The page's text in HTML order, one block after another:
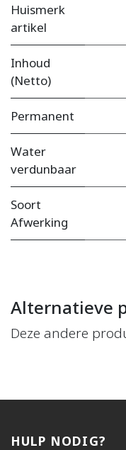
Huismerk
artikel
Inhoud
(Netto)
Permanent
Water
verdunbaar
Soort
Afwerking
Alternatieve
Deze andere
HULP NODIG?